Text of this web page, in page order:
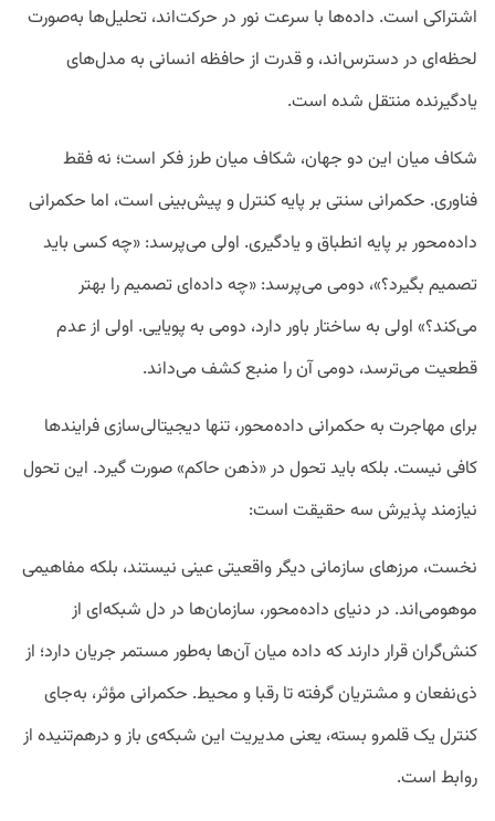
اشتراکی است. داده‌ها با سرعت نور در حرکت‌اند، تحلیل‌ها به‌صورت
لحظه‌ای در دسترس‌اند، و قدرت از حافظه انسانی به مدل‌های
یادگیرنده منتقل شده است.
شکاف میان این دو جهان، شکاف میان طرز فکر است؛ نه فقط
فناوری. حکمرانی سنتی بر پایه کنترل و پیش‌بینی است، اما حکمرانی
داده‌محور بر پایه انطباق و یادگیری. اولی می‌پرسد: «چه کسی باید
تصمیم بگیرد؟»، دومی می‌پرسد: «چه داده‌ای تصمیم را بهتر
می‌کند؟» اولی به ساختار باور دارد، دومی به پویایی. اولی از عدم
قطعیت می‌ترسد، دومی آن را منبع کشف می‌داند.
برای مهاجرت به حکمرانی داده‌محور، تنها دیجیتالی‌سازی فرایندها
کافی نیست. بلکه باید تحول در «ذهن حاکم» صورت گیرد. این تحول
نیازمند پذیرش سه حقیقت است:
نخست، مرزهای سازمانی دیگر واقعیتی عینی نیستند، بلکه مفاهیمی
موهومی‌اند. در دنیای داده‌محور، سازمان‌ها در دل شبکه‌ای از
کنش‌گران قرار دارند که داده میان آن‌ها به‌طور مستمر جریان دارد؛ از
ذی‌نفعان و مشتریان گرفته تا رقبا و محیط. حکمرانی مؤثر، به‌جای
کنترل یک قلمرو بسته، یعنی مدیریت این شبکه‌ی باز و درهم‌تنیده از
روابط است.